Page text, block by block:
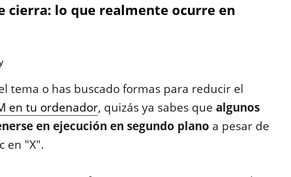
cierra: lo que realmente ocurre en
tema o has buscado formas para reducir el
en tu ordenador, quizás ya sabes que algunos
en ejecución en segundo plano a pesar de
en "X".